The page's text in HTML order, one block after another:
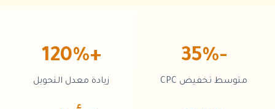
-35%
متوسط تخفيض CPC
+120%
زيادة معدل التحويل